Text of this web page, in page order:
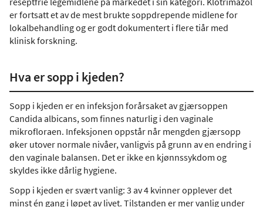
er fortsatt et av de mest brukte soppdrepende midlene for
lokalbehandling og er godt dokumentert i flere tiår med
klinisk forskning.
Hva er sopp i kjeden?
Sopp i kjeden er en infeksjon forårsaket av gjærsoppen
Candida albicans, som finnes naturlig i den vaginale
mikrofloraen. Infeksjonen oppstår når mengden gjærsopp
øker utover normale nivåer, vanligvis på grunn av en endring i
den vaginale balansen. Det er ikke en kjønnssykdom og
skyldes ikke dårlig hygiene.
Sopp i kjeden er svært vanlig: 3 av 4 kvinner opplever det
minst én gang i løpet av livet. Tilstanden er mer vanlig under